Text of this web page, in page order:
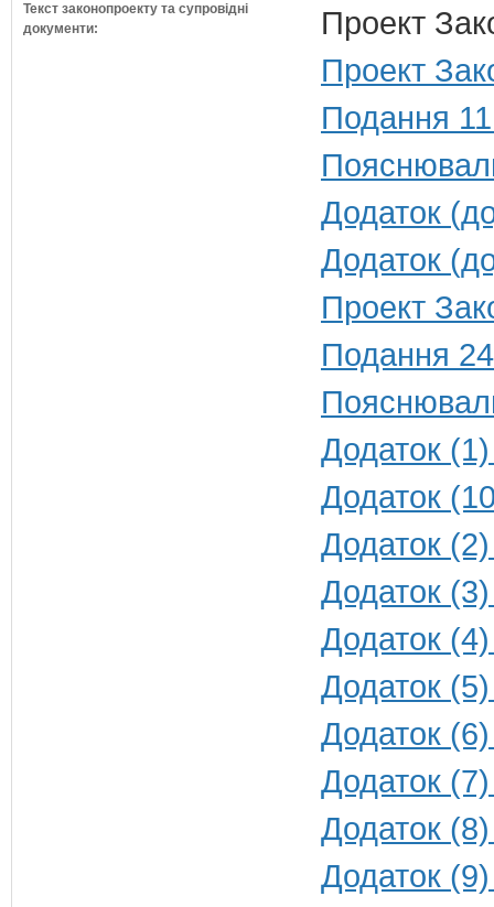
Текст законопроекту та супровідні
документи:
Проект
Проект
Подання
Додаток
Додаток
Проект
Подання
Додаток
Додаток
Додаток
Додаток
Додаток
Додаток
Додаток
Додаток
Додаток
Додаток